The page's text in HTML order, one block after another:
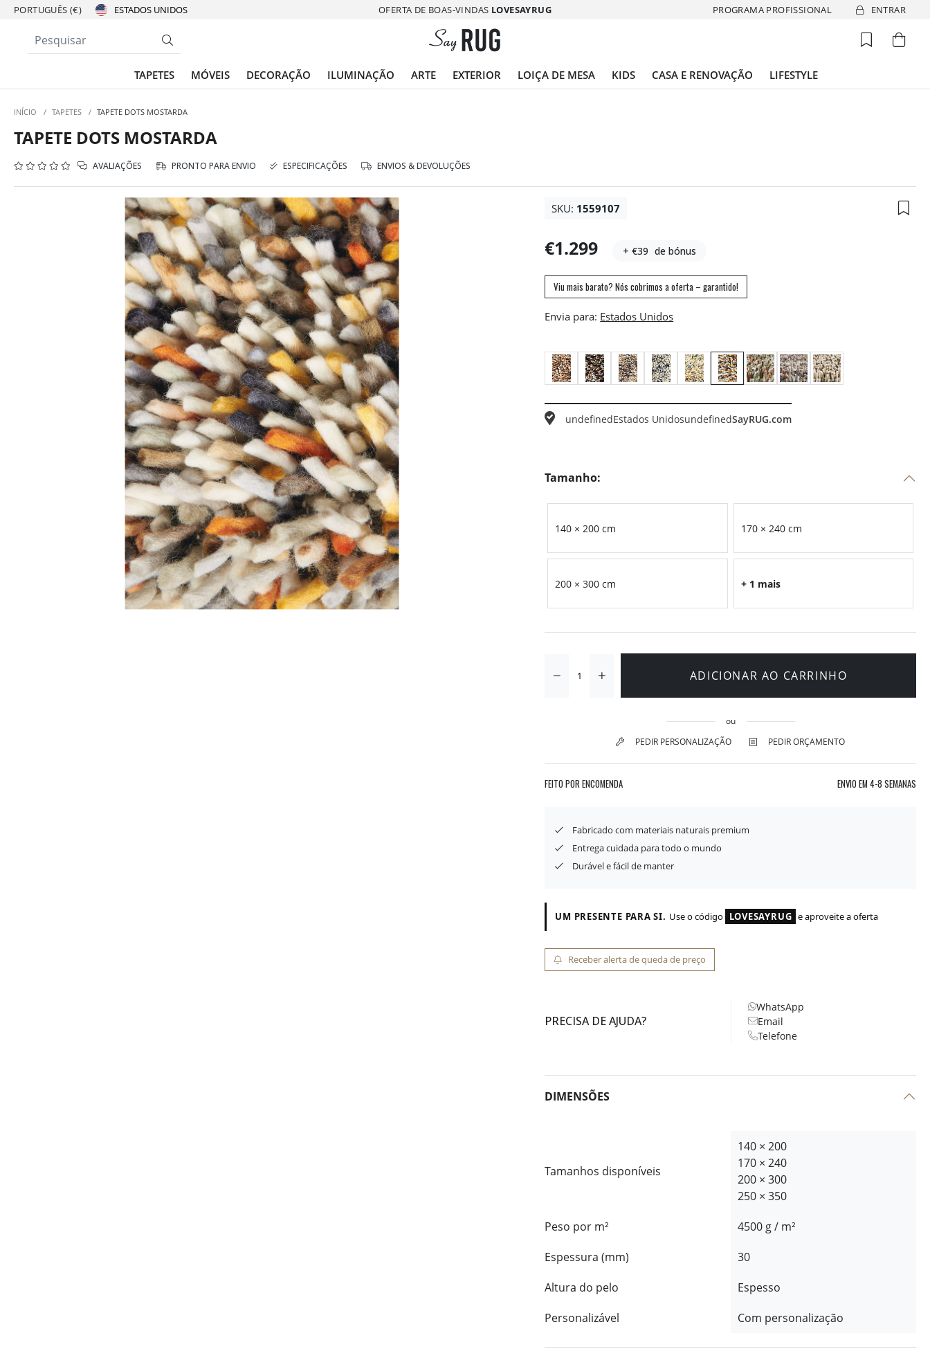
PORTUGUÊS (€) OFERTA DE BOAS-VINDAS LOVESAYRUG PROGRAMA PROFISSIONAL ENTRAR
TAPETES MÓVEIS DECORAÇÃO ILUMINAÇÃO ARTE EXTERIOR LOIÇA DE MESA KIDS CASA E RENOVAÇÃO LIFESTYLE
INÍCIO / TAPETES / TAPETE DOTS MOSTARDA
TAPETE DOTS MOSTARDA
AVALIAÇÕES PRONTO PARA ENVIO ESPECIFICAÇÕES ENVIOS & DEVOLUÇÕES
SKU: 1559107
€1.299 + €39 de bónus
Viu mais barato? Nós cobrimos a oferta – garantido!
Envia para:
undefinedEstados UnidosundefinedSayRUG.com
Tamanho:
140 × 200 cm 170 × 240 cm
200 × 300 cm + 1 mais
ADICIONAR AO CARRINHO
ou
PEDIR PERSONALIZAÇÃO
PEDIR ORÇAMENTO
FEITO POR ENCOMENDA ENVIO EM 4-8 SEMANAS
Fabricado com materiais naturais premium
Entrega cuidada para todo o mundo
Durável e fácil de manter
UM PRESENTE PARA SI. Use o código LOVESAYRUG e aproveite a oferta
Receber alerta de queda de preço
PRECISA DE AJUDA?
WhatsApp
Email
Telefone
DIMENSÕES
Tamanhos disponíveis
140 × 200
170 × 240
200 × 300
250 × 350
Peso por m²
4500 g / m²
Espessura (mm)
30
Altura do pelo
Espesso
Personalizável
Com personalização